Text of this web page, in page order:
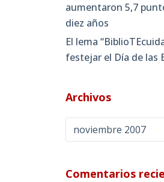
aumentaron 5,7
diez años
El lema
festejar el Día de las
Archivos
Archivos
Comentarios